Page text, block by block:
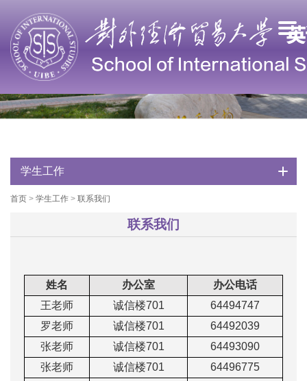
学生工作
首页 > 学生工作 > 联系我们
联系我们
姓名 办公室
办公电话
王老师
诚信楼701
64494747
罗老师
诚信楼701
64492039
张老师
诚信楼701
64493090
张老师
诚信楼701
64496775